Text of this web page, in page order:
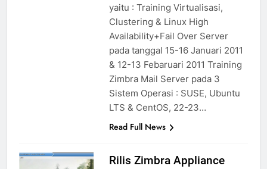
yaitu : Training Virtualisasi,
Clustering & Linux High
Availability+Fail Over Server
pada tanggal 15-16 Januari 2011
& 12-13 Febaruari 2011 Training
Zimbra Mail Server pada 3
Sistem Operasi : SUSE, Ubuntu
LTS & CentOS, 22-23…
Read Full News
Rilis Zimbra Appliance